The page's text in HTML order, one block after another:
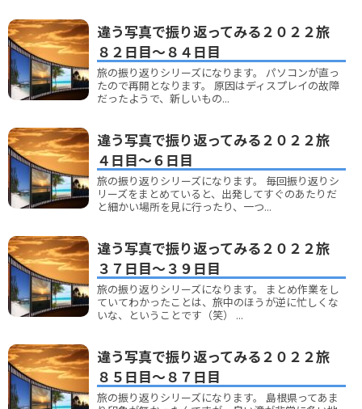
違う写真で振り返ってみる２０２２旅
８２日目～８４日目
旅の振り返りシリーズになります。 パソコンが直っ
たので再開となります。 原因はディスプレイの故障
だったようで、新しいもの...
違う写真で振り返ってみる２０２２旅
４日目～６日目
旅の振り返りシリーズになります。 毎回振り返りシ
リーズをまとめていると、出発してすぐのあたりだ
と細かい場所を見に行ったり、一つ...
違う写真で振り返ってみる２０２２旅
３７日目～３９日目
旅の振り返りシリーズになります。 まとめ作業をし
ていてわかったことは、旅中のほうが逆に忙しくな
いな、ということです（笑） ...
違う写真で振り返ってみる２０２２旅
８５日目～８７日目
旅の振り返りシリーズになります。 島根県ってあま